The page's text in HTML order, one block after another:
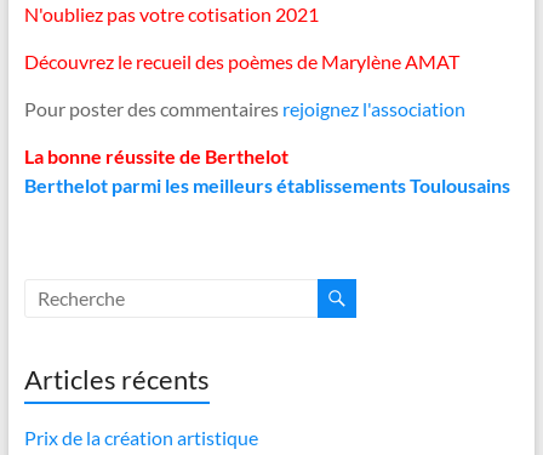
N'oubliez pas votre cotisation 2021
Découvrez le recueil des poèmes de Marylène AMAT
Pour poster des commentaires rejoignez l'association
La bonne réussite de Berthelot
Berthelot parmi les meilleurs établissements Toulousains
Articles récents
Prix de la création artistique